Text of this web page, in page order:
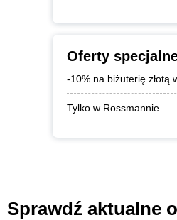
Oferty
-10% na biżuterię złotą
Tylko w Rossmannie
Sprawdź aktualne